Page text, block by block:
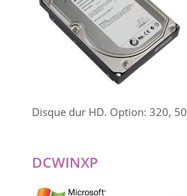
Disque dur HD. Option: 320,
DCWINXP